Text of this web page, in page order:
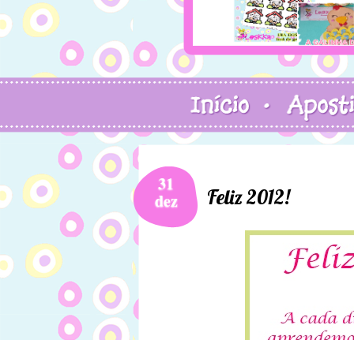
31
dez Feliz 2012!